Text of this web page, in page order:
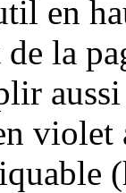
en
de la